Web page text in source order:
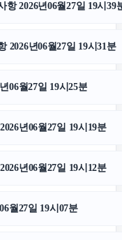
2026년06월27일 19시39
2026년06월27일 19시31분
06월27일 19시25분
년06월27일 19시19분
년06월27일 19시12분
월27일 19시07분